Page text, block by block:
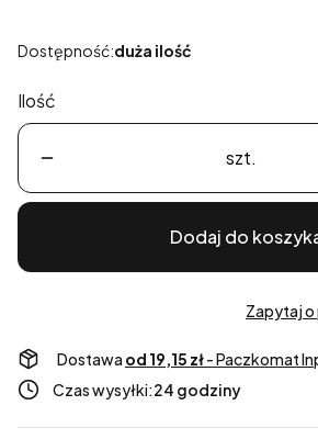
Dostępność:duża ilość
Ilość
szt.
Dodaj do
Zapytaj
Dostawa od 19,15 zł- Paczkomat
Czas wysyłki:24 godziny